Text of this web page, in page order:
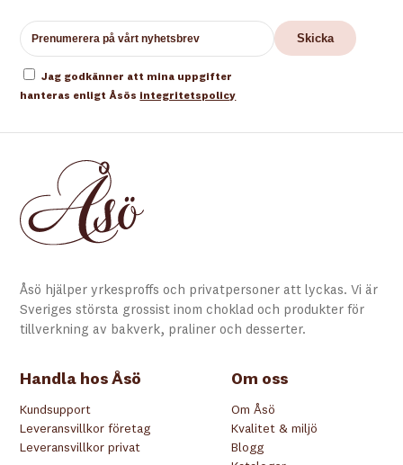
Jag godkänner att mina uppgifter
hanteras enligt Åsös integritetspolicy
Åsö hjälper yrkesproffs och privatpersoner att lyckas. Vi är
Sveriges största grossist inom choklad och produkter för
tillverkning av bakverk, praliner och desserter.
Om oss
Om Åsö
Kvalitet & miljö
Blogg
Handla hos Åsö
Kundsupport
Leveransvillkor företag
Leveransvillkor privat